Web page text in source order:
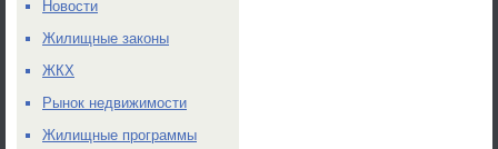
Новости
Жилищные законы
ЖКХ
Рынок недвижимости
Жилищные программы